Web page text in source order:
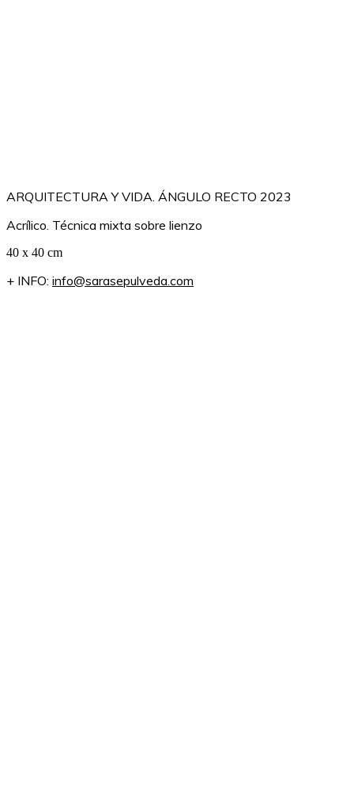
ARQUITECTURA Y VIDA. ÁNGULO RECTO 2023
Acrílico. Técnica mixta sobre lienzo
40 x 40 cm
+ INFO: info@sarasepulveda.com